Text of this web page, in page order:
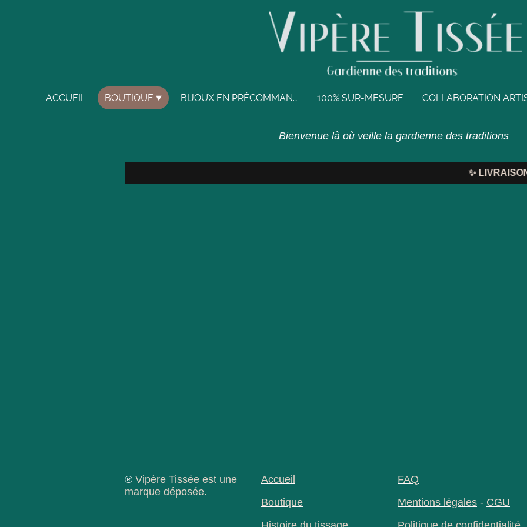
ACCUEIL BOUTIQUE BIJOUX EN PRÉCOMMANDE 100% SUR-MESURE
Bienvenue là où veille la gardienne des traditions
✨LIVRAISON
® Vipère Tissée est une
marque déposée.
Accueil
Boutique
FAQ
Mentions légales - CGU